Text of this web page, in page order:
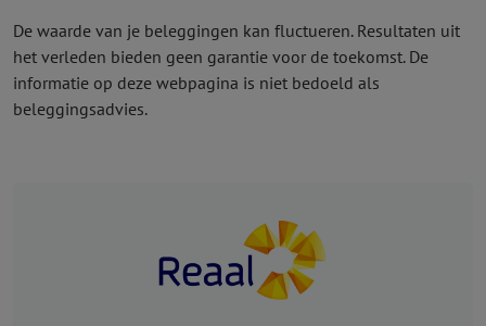
De waarde van je beleggingen kan fluctueren. Resultaten uit
het verleden bieden geen garantie voor de toekomst. De
informatie op deze webpagina is niet bedoeld als
beleggingsadvies.